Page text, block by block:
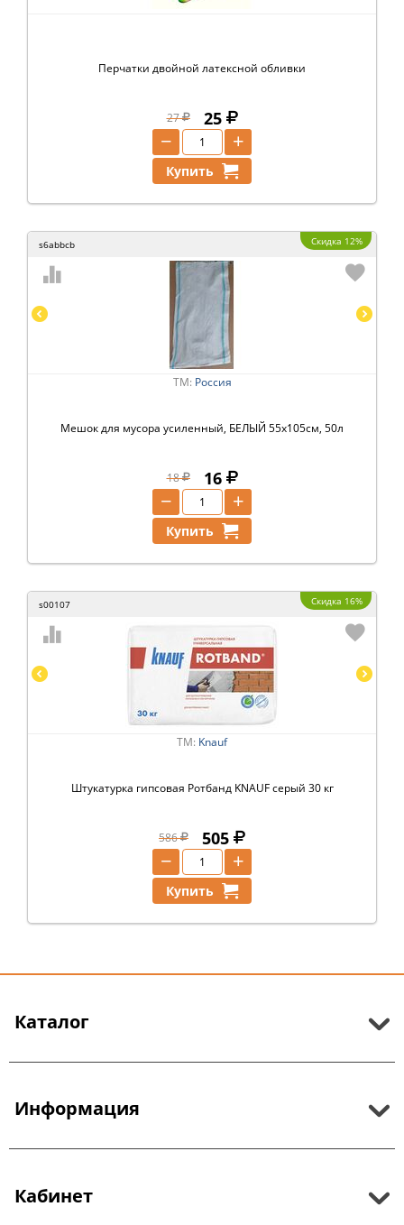
Перчатки двойной латексной обливки
27 25
+
−
Купить
s6abbcb Скидка 12%
ТМ: Россия
Мешок для мусора усиленный, БЕЛЫЙ 55х105см, 50л
18 16
+
−
Купить
s00107 Скидка 16%
ТМ: Knauf
Штукатурка гипсовая Ротбанд KNAUF серый 30 кг
586 505
+
−
Купить
Каталог
Информация
Кабинет